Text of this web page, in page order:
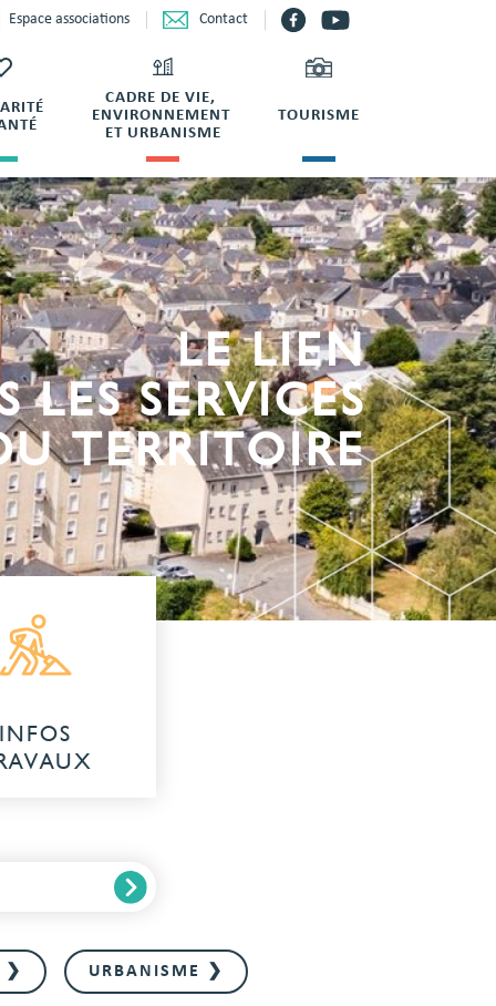
Espace associations Contact
CADRE DE VIE,
ENVIRONNEMENT
ET URBANISME
TOURISME
LE LIEN
LES SERVICES
TERRITOIRE
INFOS
❯ URBANISME ❯